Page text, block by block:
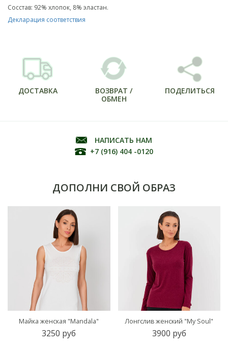
Сосстав: 92% хлопок, 8% эластан.
Декларация соответствия
ДОСТАВКА
ВОЗВРАТ /
ОБМЕН
ПОДЕЛИТЬСЯ
НАПИСАТЬ НАМ
+7 (916) 404 -0120
ДОПОЛНИ СВОЙ ОБРАЗ
Майка женская "Mandala"
3250 руб
Лонгслив женский "My Soul"
3900 руб